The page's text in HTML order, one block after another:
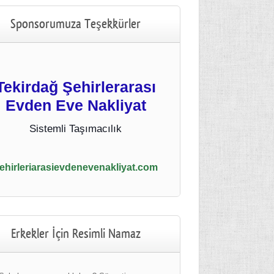
Sponsorumuza Teşekkürler
Şehirlerarası
Evden Eve Nakliyat
Sistemli Taşımacılık
Erkekler İçin Resimli Namaz